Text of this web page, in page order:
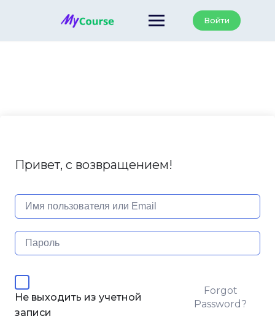
Войти
Привет, с возвращением!
Не выходить из учетной
записи
Forgot
Password?